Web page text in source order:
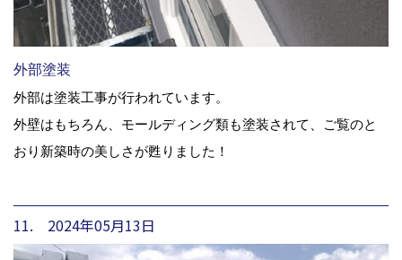
外部塗装
外部は塗装工事が行われています。
外壁はもちろん、モールディング類も塗装されて、ご覧のと
おり新築時の美しさが甦りました！
11. 2024年05月13日